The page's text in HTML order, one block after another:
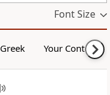
Font Size
Your Content